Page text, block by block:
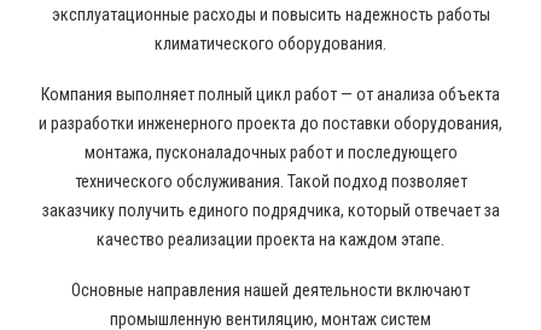
эксплуатационные расходы и повысить надежность работы
климатического оборудования.
Компания выполняет полный цикл работ — от анализа объекта
и разработки инженерного проекта до поставки оборудования,
монтажа, пусконаладочных работ и последующего
технического обслуживания. Такой подход позволяет
заказчику получить единого подрядчика, который отвечает за
качество реализации проекта на каждом этапе.
Основные направления нашей деятельности включают
промышленную вентиляцию, монтаж систем